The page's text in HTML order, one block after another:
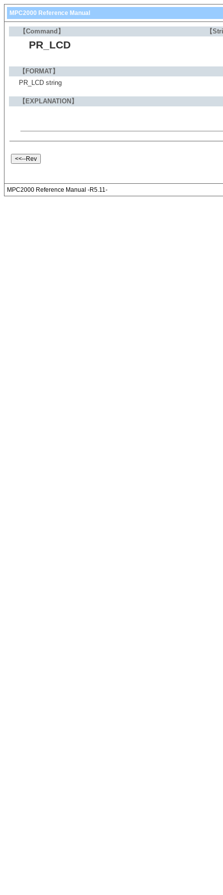
MPC2000 Reference Manual
【Command】 【
PR_LCD
【FORMAT】
PR_LCD string
【EXPLANATION】
MPC2000 Reference Manual -R5.11-